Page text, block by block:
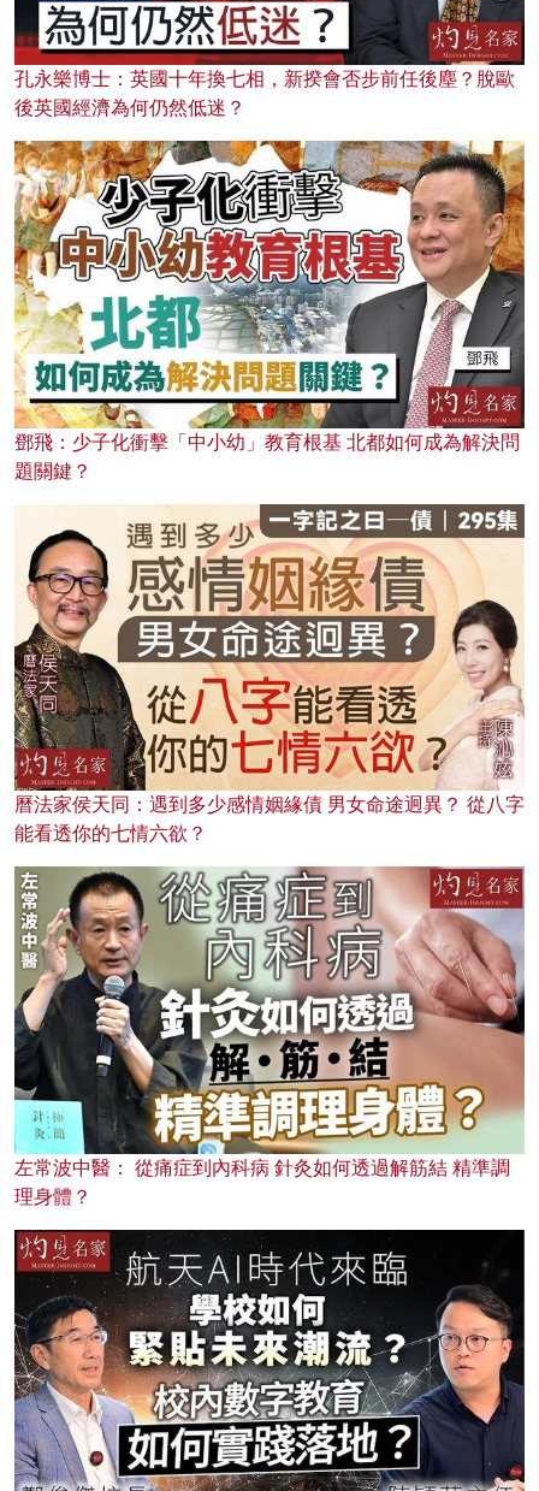
孔永樂博士：英國十年換七相，新揆會否步前任後塵？脫歐
後英國經濟為何仍然低迷？
鄧飛：少子化衝擊「中小幼」教育根基 北都如何成為解決問
題關鍵？
曆法家侯天同：遇到多少感情姻緣債 男女命途迥異？ 從八字
能看透你的七情六欲？
左常波中醫： 從痛症到內科病 針灸如何透過解筋結 精準調
理身體？